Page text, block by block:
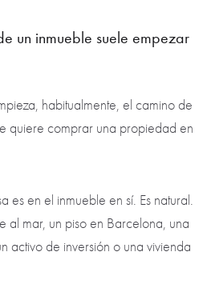
un inmueble suele empezar
habitualmente, el camino de
quiere comprar una propiedad en
es en el inmueble en sí. Es natural.
al mar, un piso en Barcelona, una
activo de inversión o una vivienda